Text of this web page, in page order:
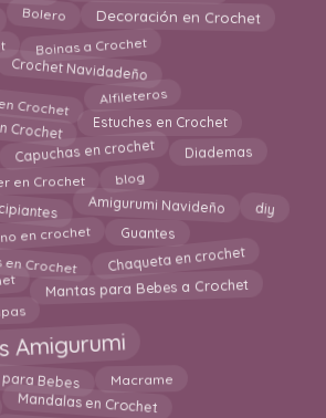
Bolero Decoración en Crochet
Boinas a Crochet
Crochet Navidadeño
Crochet Alfileteros
Crochet Estuches en Crochet
Capuchas en crochet Diademas
en Crochet blog
Amigurumi Navideño diy
en crochet Guantes
Crochet Chaqueta en crochet
Mantas para Bebes a Crochet
Amigurumi
Bebes Macrame
Mandalas en Crochet